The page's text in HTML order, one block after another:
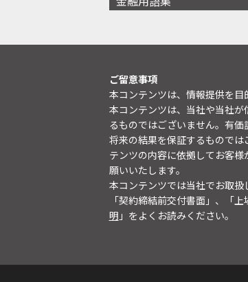
ご留意事項
本コンテンツは、情報提供を目
本コンテンツは、当社や当社
るものではございません。有
将来の結果を保証するもので
テンツの内容に依拠してお客
願いいたします。
本コンテンツでは当社でお取
「契約締結前交付書面」、「
明 」をよくお読みください。